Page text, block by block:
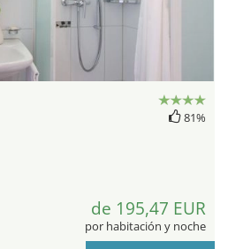
81%
de 195,47 EUR
por habitación y noche